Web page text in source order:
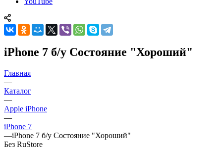
iPhone 7 б/у Состояние "Хороший"
Главная
—
Каталог
—
Apple iPhone
—
iPhone 7
—iPhone 7 б/у Состояние "Хороший"
Без RuStore